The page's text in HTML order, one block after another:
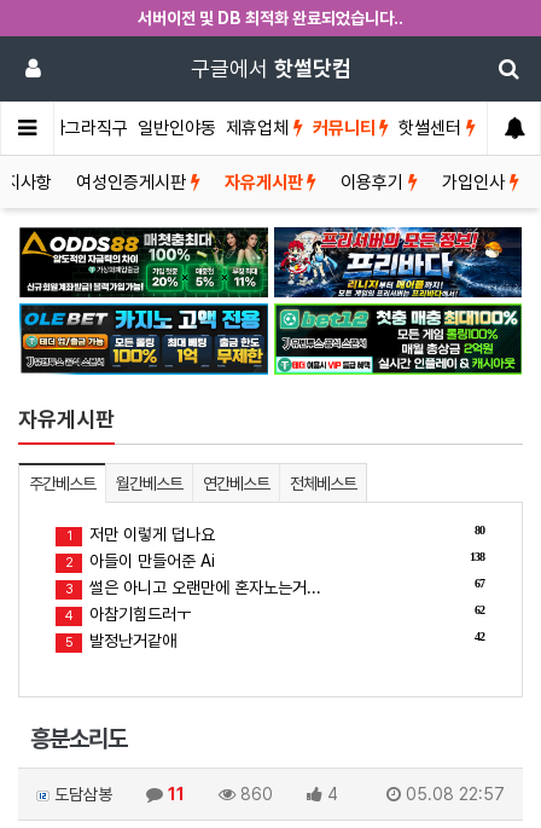
서버이전 및 DB 최적화 완료되었습니다..
구글에서 핫썰닷컴
비아그라직구 일반인야동 제휴업체 커뮤니티 핫썰센터
지사항 여성인증게시판 자유게시판 이용후기 가입인사
자유게시판
주간베스트 월간베스트 연간베스트 전체베스트
80
1 저만 이렇게 덥나요
138
2 아들이 만들어준 Ai
67
3 썰은 아니고 오랜만에 혼자노는거...
62
4 아참기힘드러ㅜ
42
5 발정난거같애
흥분소리도
도담삼봉 11 860 4 05.08 22:57